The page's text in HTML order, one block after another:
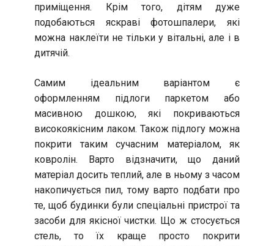
приміщення. Крім того, дітям дуже
подобаються яскраві фотошпалери, які
можна наклеїти не тільки у вітальні, але і в
дитячій.
Самим ідеальним варіантом є
оформленням підлоги паркетом або
масивною дошкою, які покриваються
високоякісним лаком. Також підлогу можна
покрити таким сучасним матеріалом, як
ковролін. Варто відзначити, що даний
матеріал досить теплий, але в ньому з часом
накопичується пил, тому варто подбати про
те, щоб будинки були спеціальні пристрої та
засоби для якісної чистки. Що ж стосується
стель, то їх краще просто покрити